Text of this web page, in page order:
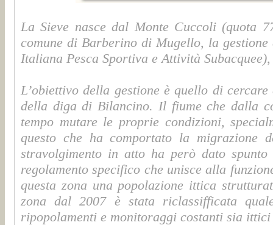
La Sieve nasce dal Monte Cuccoli (quota
comune di Barberino di Mugello, la gestione
Italiana Pesca Sportiva e Attività
L’obiettivo della gestione è quello di
della diga di Bilancino. Il fiume che dalla
tempo mutare le proprie condizioni,
questo che ha comportato la migrazione
stravolgimento in atto ha però dato
regolamento specifico che unisce alla
questa zona una popolazione ittica
zona dal 2007 è stata riclassifficata
ripopolamenti e monitoraggi costanti sia